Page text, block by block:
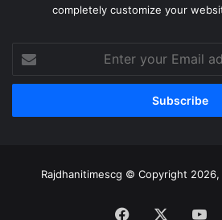
completely customize your
your
Email
Rajdhanitimescg © Copyright 2026,
Facebook